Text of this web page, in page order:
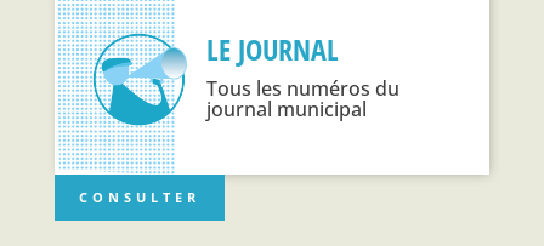
LE JOURNAL
Tous les numéros du
journal municipal
CONSULTER